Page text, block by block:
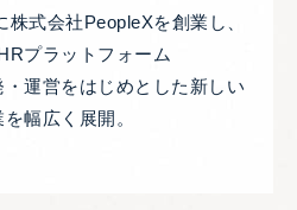
式会社PeopleXを創業し、
プラットフォーム
・運営をはじめとした新しい
幅広く展開。